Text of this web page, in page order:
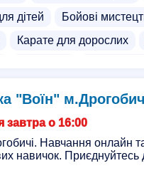
дітей Бойові
Карате для дорослих
"Воїн" м.Дрогобич
завтра о 16:00
Навчання онлайн
навичок. Приєднуйтесь